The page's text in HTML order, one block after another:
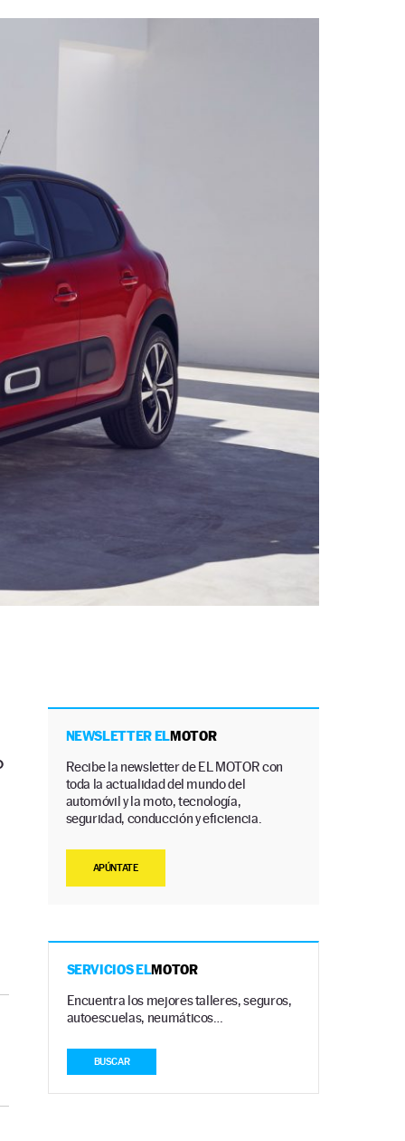
NEWSLETTER ELMOTOR
Recibe la newsletter de EL MOTOR con
toda la actualidad del mundo del
automóvil y la moto, tecnología,
seguridad, conducción y eficiencia.
APÚNTATE
SERVICIOS ELMOTOR
Encuentra los mejores talleres, seguros,
autoescuelas, neumáticos…
BUSCAR